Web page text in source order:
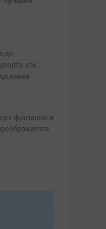
до
как
с фонтаном и